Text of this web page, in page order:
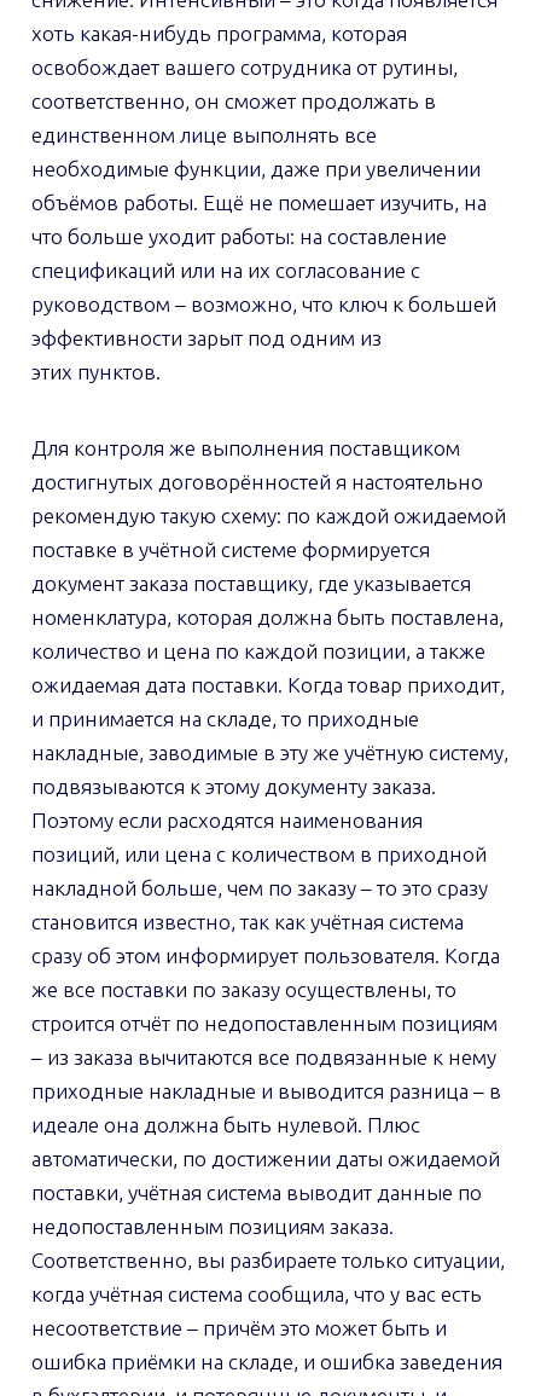
хоть какая-нибудь программа, которая
освобождает вашего сотрудника от рутины,
соответственно, он сможет продолжать в
единственном лице выполнять все
необходимые функции, даже при увеличении
объёмов работы. Ещё не помешает изучить, на
что больше уходит работы: на составление
спецификаций или на их согласование с
руководством – возможно, что ключ к большей
эффективности зарыт под одним из
этих пунктов.
Для контроля же выполнения поставщиком
достигнутых договорённостей я настоятельно
рекомендую такую схему: по каждой ожидаемой
поставке в учётной системе формируется
документ заказа поставщику, где указывается
номенклатура, которая должна быть поставлена,
количество и цена по каждой позиции, а также
ожидаемая дата поставки. Когда товар приходит,
и принимается на складе, то приходные
накладные, заводимые в эту же учётную систему,
подвязываются к этому документу заказа.
Поэтому если расходятся наименования
позиций, или цена с количеством в приходной
накладной больше, чем по заказу – то это сразу
становится известно, так как учётная система
сразу об этом информирует пользователя. Когда
же все поставки по заказу осуществлены, то
строится отчёт по недопоставленным позициям
– из заказа вычитаются все подвязанные к нему
приходные накладные и выводится разница – в
идеале она должна быть нулевой. Плюс
автоматически, по достижении даты ожидаемой
поставки, учётная система выводит данные по
недопоставленным позициям заказа.
Соответственно, вы разбираете только ситуации,
когда учётная система сообщила, что у вас есть
несоответствие – причём это может быть и
ошибка приёмки на складе, и ошибка заведения